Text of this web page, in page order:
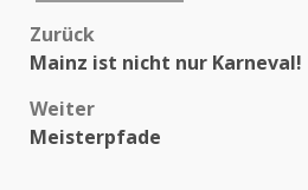
Beitragsnavigation
Zurück
Mainz ist nicht nur Karneval!
Weiter
Meisterpfade